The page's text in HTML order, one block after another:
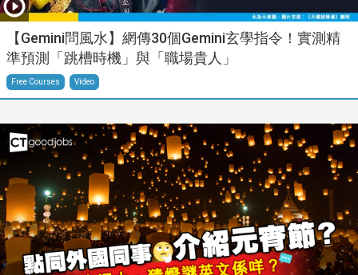
【Gemini問風水】網傳30個Gemini玄學指令！實測精
準預測「跳槽時機」與「職場貴人」
Free Courses Video